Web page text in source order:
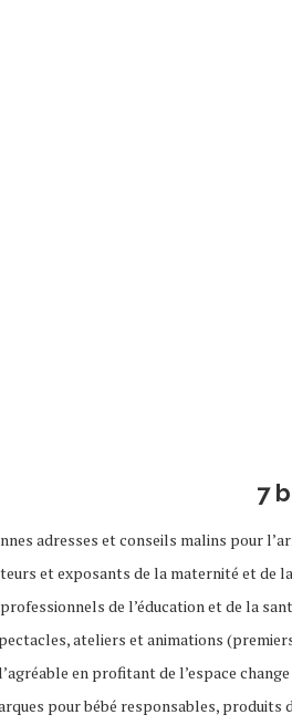
7
adresses et conseils malins pour
et exposants de la maternité et de
de l’éducation et de la
ateliers et animations
en profitant de l’espace
pour bébé responsables, produits